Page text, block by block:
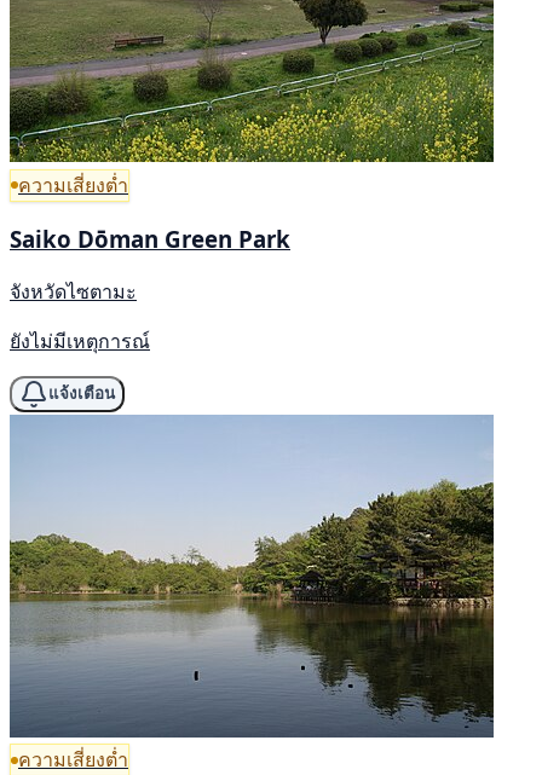
ความเสี่ยงต่ำ
Saiko Dōman Green Park
จังหวัดไซตามะ
ยังไม่มีเหตุการณ์
แจ้งเตือน
ความเสี่ยงต่ำ